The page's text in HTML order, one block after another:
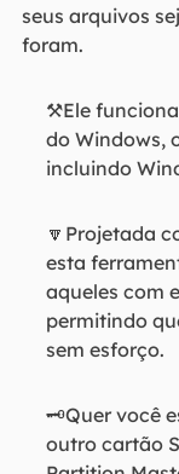
seus arquivos
foram.
⚒️Ele
do Windows,
incluindo
🔽Projetada
esta
aqueles com
permitindo
sem esforço.
🗝️Quer você
outro cartão